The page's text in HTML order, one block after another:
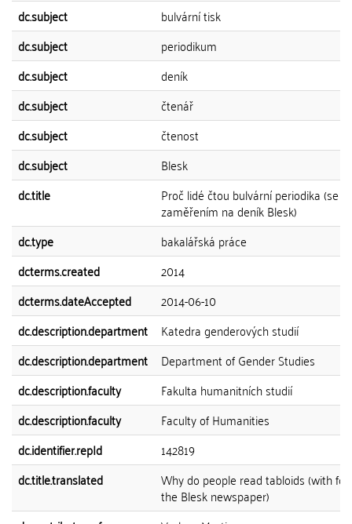
dc.subject
bulvární tisk
dc.subject
periodikum
dc.subject
deník
dc.subject
čtenář
dc.subject
čtenost
dc.subject
Blesk
dc.title
Proč lidé čtou bulvární periodika (se
zaměřením na deník Blesk)
dc.type
bakalářská práce
dcterms.created
2014
dcterms.dateAccepted
2014-06-10
dc.description.department
Katedra genderových studií
dc.description.department
Department of Gender Studies
dc.description.faculty
Fakulta humanitních studií
dc.description.faculty
Faculty of Humanities
dc.identifier.repId
142819
dc.title.translated
Why do people read tabloids (with
the Blesk newspaper)